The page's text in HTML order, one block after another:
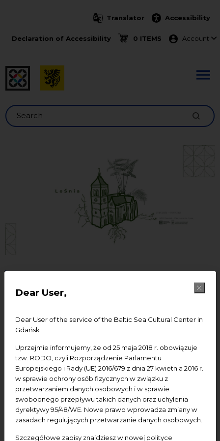
Dear User,
Dear User of the service of the Baltic Sea Cultural Center in
Gdańsk
Uprzejmie informujemy, że od 25 maja 2018 r. obowiązuje
tzw. RODO, czyli Rozporządzenie Parlamentu
Europejskiego i Rady (UE) 2016/679 z dnia 27 kwietnia 2016 r.
w sprawie ochrony osób fizycznych w związku z
przetwarzaniem danych osobowych i w sprawie
swobodnego przepływu takich danych oraz uchylenia
dyrektywy 95/48/WE. Nowe prawo wprowadza zmiany w
zasadach regulujących przetwarzanie danych osobowych.
Szczegółowe zapisy znajdziesz w nowej polityce
Translator Accessibility
Declaration of Accessibility 0 ITEMS Menu
Account
Search
Add to Google calendar
Date:27.06-5.07.2025, 10.00-22.00
Venue:BSCC — St. John's Centre, Gdansk, 50
Świętojańska Street
Admission:free
Facilities:ground floor, English translation